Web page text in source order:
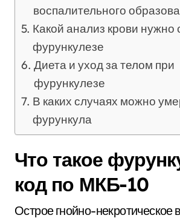
воспалительного
Какой анализ крови нужно
фурункулезе
Диета и уход за телом при
фурункулезе
В каких случаях можно
фурункула
Что такое
код по МКБ-10
Острое гнойно-некротическое